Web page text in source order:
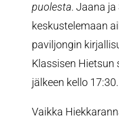
puolesta. Jaana
keskustelemaan
paviljongin
Klassisen Hietsun
jälkeen kello
Vaikka